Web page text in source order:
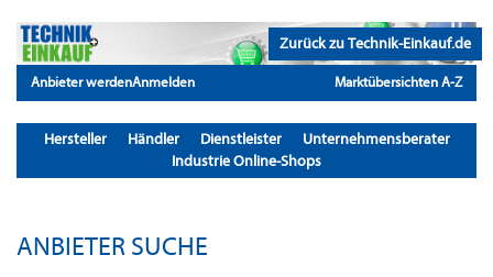
Zurück zu Technik-Einkauf.de
Anbieter werdenAnmelden Marktübersichten A-Z
Hersteller Händler Dienstleister
Unternehmensberater
Industrie Online-Shops
ANBIETER SUCHE